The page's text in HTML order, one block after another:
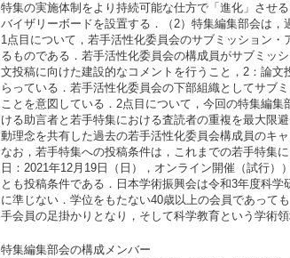
特集の実施体制をより持続可能な仕方で「進化」させ
バイザリーボードを設置する．（2）特集編集部会は
1点目について，若手活性化委員会のサブミッション
るものである．若手活性化委員会の構成員がサブミッ
文投稿に向けた建設的なコメントを行うこと，2：論
らっている．若手活性化委員会の下部組織としてサブ
ことを意図している．2点目について，今回の特集編
ける助言者と若手特集における査読者の重複を最大限
動理念を共有した過去の若手活性化委員会構成員のキ
なお，若手特集への投稿条件は，これまでの若手特集
日：2021年12月19日（日），オンライン開催（試行
とも投稿条件である．日本学術振興会は令和3年度科
に準じない．学位をもたない40歳以上の会員であって
手会員の足掛かりとなり，そして科学教育という学術
特集編集部会の構成メンバー